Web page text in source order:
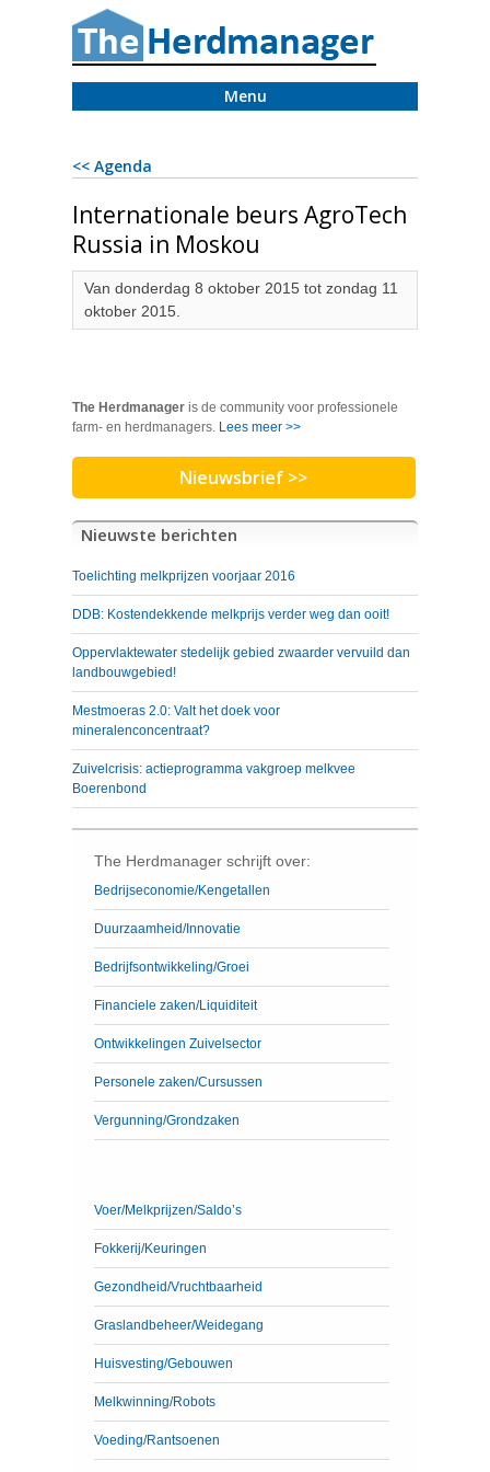
Menu
<< Agenda
Internationale beurs AgroTech
Russia in Moskou
Van donderdag 8 oktober 2015 tot zondag 11
oktober 2015.
The Herdmanager is de community voor professionele
farm- en herdmanagers. Lees meer >>
Nieuwsbrief >>
Nieuwste berichten
Toelichting melkprijzen voorjaar 2016
DDB: Kostendekkende melkprijs verder weg dan ooit!
Oppervlaktewater stedelijk gebied zwaarder vervuild dan
landbouwgebied!
Mestmoeras 2.0: Valt het doek voor
mineralenconcentraat?
Zuivelcrisis: actieprogramma vakgroep melkvee
Boerenbond
The Herdmanager schrijft over:
Bedrijseconomie/Kengetallen
Duurzaamheid/Innovatie
Bedrijfsontwikkeling/Groei
Financiele zaken/Liquiditeit
Ontwikkelingen Zuivelsector
Personele zaken/Cursussen
Vergunning/Grondzaken
Voer/Melkprijzen/Saldo’s
Fokkerij/Keuringen
Gezondheid/Vruchtbaarheid
Graslandbeheer/Weidegang
Huisvesting/Gebouwen
Melkwinning/Robots
Voeding/Rantsoenen